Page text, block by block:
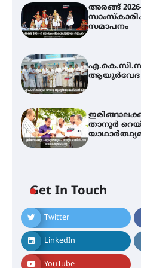
അരങ്ങ്
സമാപനം
ആയുർവേദ
താനൂർ
Get In Touch
Twitter
LinkedIn
YouTube
അരങ്ങ്
സമാപനം